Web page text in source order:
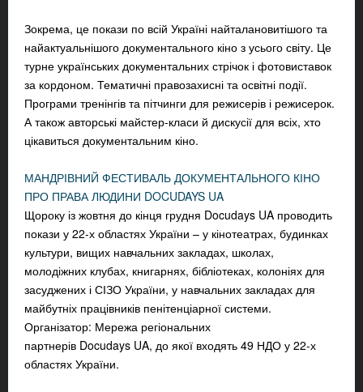
Зокрема, це покази по всій Україні найталановитішого та
найактуальнішого документального кіно з усього світу. Це
турне українських документальних стрічок і фотовиставок
за кордоном. Тематичні правозахисні та освітні події.
Програми тренінгів та пітчинги для режисерів і режисерок.
А також авторські майстер-класи й дискусії для всіх, хто
цікавиться документальним кіно.
МАНДРІВНИЙ ФЕСТИВАЛЬ ДОКУМЕНТАЛЬНОГО КІНО
ПРО ПРАВА ЛЮДИНИ DOCUDAYS UA
Щороку із жовтня до кінця грудня Docudays UA проводить
покази у 22-х областях України – у кінотеатрах, будинках
культури, вищих навчальних закладах, школах,
молодіжних клубах, книгарнях, бібліотеках, колоніях для
засуджених і СІЗО України, у навчальних закладах для
майбутніх працівників пенітенціарної системи.
Організатор: Мережа регіональних
партнерів Docudays UA, до якої входять 49 НДО у 22-х
областях України.